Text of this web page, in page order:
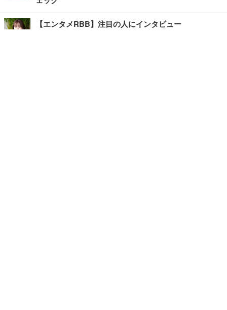
【エンタメRBB】注目の人にインタビュー